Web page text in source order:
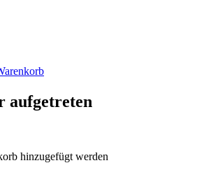
aufgetreten
hinzugefügt werden